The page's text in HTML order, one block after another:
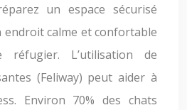
un espace sécurisé
calme et confortable
L’utilisation de
(Feliway) peut aider à
Environ 70% des chats